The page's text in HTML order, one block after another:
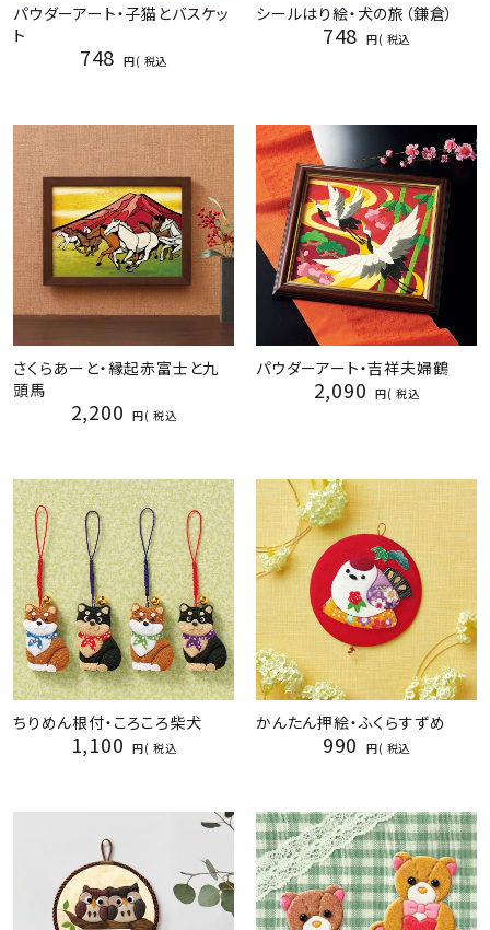
パウダーアート・子猫とバスケッ
ト
748 税込
シールはり絵・犬の旅（鎌倉）
748 税込
さくらあーと・縁起赤富士と九
頭馬
2,200 税込
パウダーアート・吉祥夫婦鶴
2,090 税込
ちりめん根付・ころころ柴犬
1,100 税込
かんたん押絵・ふくらすずめ
990 税込